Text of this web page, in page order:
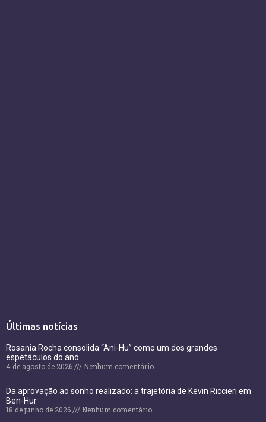
Últimas notícias
Rosania Rocha consolida “Ani-Hu” como um dos grandes
espetáculos do ano
4 de agosto de 2026
Nenhum comentário
Da aprovação ao sonho realizado: a trajetória de Kevin Riccieri em
Ben-Hur
18 de junho de 2026
Nenhum comentário